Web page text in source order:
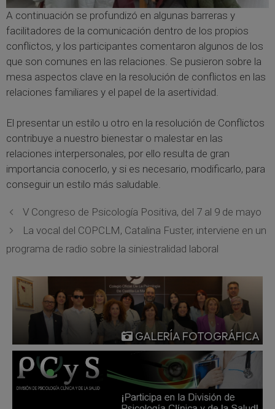
A continuación se profundizó en algunas barreras y
facilitadores de la comunicación dentro de los propios
conflictos, y los participantes comentaron algunos de los
que son comunes en las relaciones. Se pusieron sobre la
mesa aspectos clave en la resolución de conflictos en las
relaciones familiares y el papel de la asertividad.
El presentar un estilo u otro en la resolución de Conflictos
contribuye a nuestro bienestar o malestar en las
relaciones interpersonales, por ello resulta de gran
importancia conocerlo, y si es necesario, modificarlo, para
conseguir un estilo más saludable.
V Congreso de Psicología Positiva, del 7 al 9 de mayo
La vocal del COPCLM, Catalina Fuster, interviene en un
programa de radio sobre la siniestralidad laboral
GALERÍA FOTOGRÁFICA